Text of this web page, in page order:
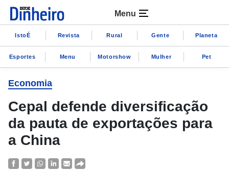
Menu
IstoÉ Revista Rural Gente Planeta
Esportes Menu Motorshow Mulher Pet
Economia
Cepal defende diversificação
da pauta de exportações para
a China